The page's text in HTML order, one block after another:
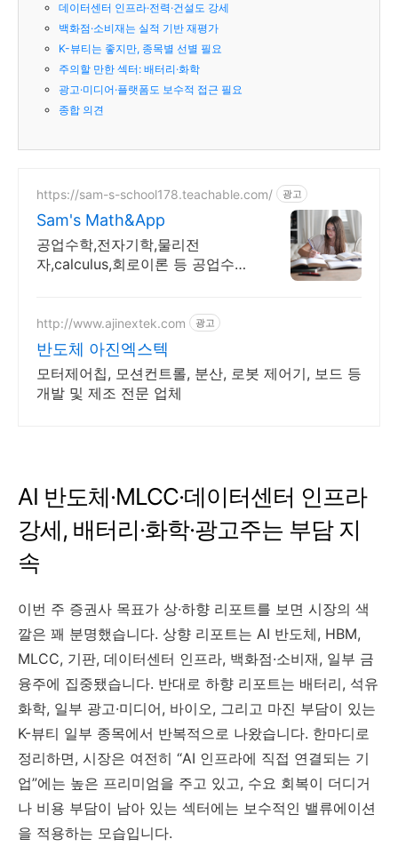
데이터센터 인프라·전력·건설도 강세
백화점·소비재는 실적 기반 재평가
K-뷰티는 좋지만, 종목별 선별 필요
주의할 만한 섹터: 배터리·화학
광고·미디어·플랫폼도 보수적 접근 필요
종합 의견
https://sam-s-school178.teachable.com/ 광고
Sam's Math&App
공업수학,전자기학,물리전
자,calculus,회로이론 등 공업수학,
http://www.ajinextek.com 광고
반도체 아진엑스텍
모터제어칩, 모션컨트롤, 분산, 로봇 제어기, 보드 등
개발 및 제조 전문 업체
AI 반도체·MLCC·데이터센터 인프라
강세, 배터리·화학·광고주는 부담 지
속
이번 주 증권사 목표가 상·하향 리포트를 보면 시장의 색
깔은 꽤 분명했습니다. 상향 리포트는 AI 반도체, HBM,
MLCC, 기판, 데이터센터 인프라, 백화점·소비재, 일부 금
융주에 집중됐습니다. 반대로 하향 리포트는 배터리, 석유
화학, 일부 광고·미디어, 바이오, 그리고 마진 부담이 있는
K-뷰티 일부 종목에서 반복적으로 나왔습니다. 한마디로
정리하면, 시장은 여전히 “AI 인프라에 직접 연결되는 기
업”에는 높은 프리미엄을 주고 있고, 수요 회복이 더디거
나 비용 부담이 남아 있는 섹터에는 보수적인 밸류에이션
을 적용하는 모습입니다.